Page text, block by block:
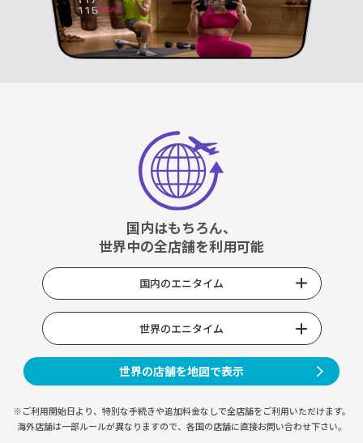
国内はもちろん、
世界中の全店舗を利用可能
国内のエニタイム
世界のエニタイム
世界の店舗を地図で表示
※ご利用開始日より、特別な手続きや追加料金なしで全店舗をご利用いただけます。
海外店舗は一部ルールが異なりますので、 各国の店舗に直接お問い合わせ下さい。